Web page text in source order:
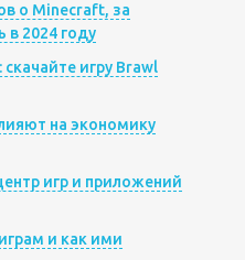
о Minecraft, за
в 2024 году
игру Brawl
на экономику
игр и приложений
и как ими